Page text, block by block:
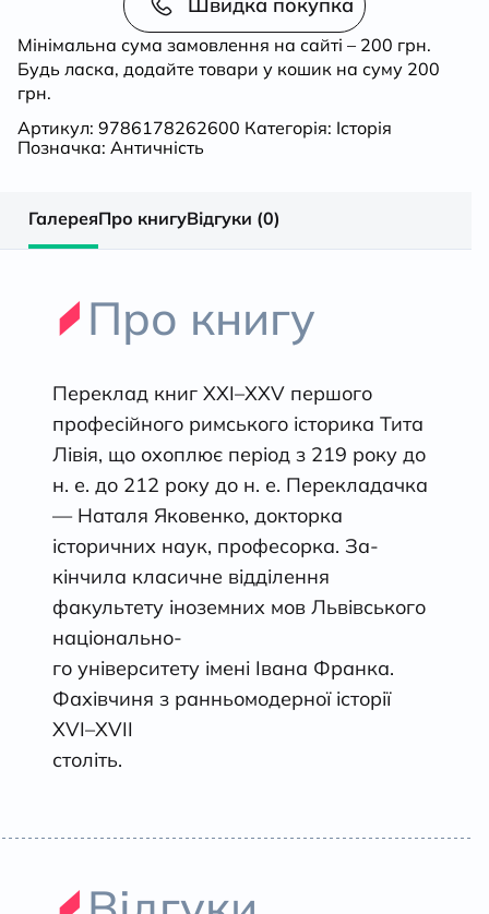
Книги
кількість
Мінімальна сума замовлення на сайті – 200 грн.
Будь ласка, додайте товари у кошик на суму 200
грн.
Артикул: 9786178262600 Категорія: Історія
Позначка: Античність
ГалереяПро книгуВідгуки (0)
Про книгу
Переклад книг XXI–ХXV першого
професійного римського історика Тита
Лівія, що охоплює період з 219 року до
н. е. до 212 року до н. е. Перекладачка
— Наталя Яковенко, докторка
історичних наук, професорка. За-
кінчила класичне відділення
факультету іноземних мов Львівського
національно-
го університету імені Івана Франка.
Фахівчиня з ранньомодерної історії
XVI–XVII
століть.